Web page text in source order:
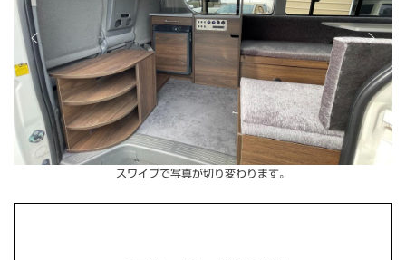
スワイプで写真が切り変わります。